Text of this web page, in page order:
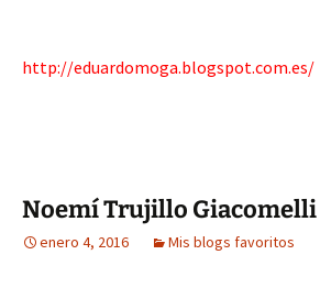
http://eduardomoga.blogspot.com.es/
Noemí Trujillo Giacomelli
enero 4, 2016 Mis blogs favoritos